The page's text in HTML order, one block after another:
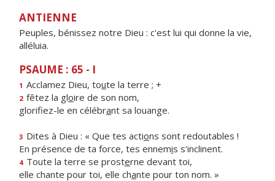
ANTIENNE
Peuples, bénissez notre Dieu : c'est lui qui donne la vie,
alléluia.
PSAUME : 65 - I
1 Acclamez Dieu, toute la terre ; +
2 fêtez la gloire de son nom,
glorifiez-le en célébrant sa louange.
3 Dites à Dieu : « Que tes actions sont redoutables !
En présence de ta force, tes ennemis s’inclinent.
4 Toute la terre se prosterne devant toi,
elle chante pour toi, elle chante pour ton nom. »